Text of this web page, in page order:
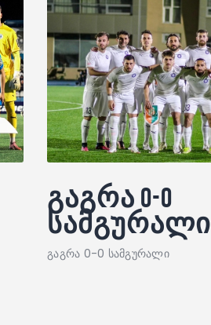
გაგრა 0-0
სამგურალი
გაგრა 0-0 სამგურალი